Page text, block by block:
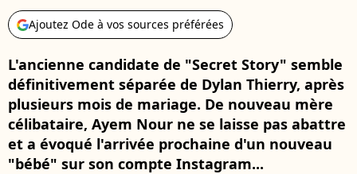
Ajoutez Ode à vos sources préférées
L'ancienne candidate de "Secret Story" semble
définitivement séparée de Dylan Thierry, après
plusieurs mois de mariage. De nouveau mère
célibataire, Ayem Nour ne se laisse pas abattre
et a évoqué l'arrivée prochaine d'un nouveau
"bébé" sur son compte Instagram...